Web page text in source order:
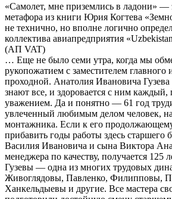
«Самолет, мне приземлись в ладони» —
метафора из книги Юрия Когтева
не технично, но вполне логично
коллектива авиапредприятия
(AП VAT)
… Еще не было семи утра, когда мы
рукопожатием с заместителем главного
проходной. Анатолия Ивановича
знают все, и здоровается с ним
уважением. Да и понятно — 61 год
увлеченный любимым делом человек,
монтажника. Если к его
прибавить годы работы здесь старшего
Василия Ивановича и сына Виктора
менеджера по качеству, получается 125
Гузевы — одна из многих трудовых
Живоглядовы, Павленко, Филипповы,
Ханкельдыевы и другие. Все мастера